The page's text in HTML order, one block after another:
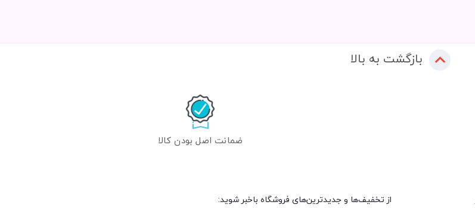
بازگشت به بالا
ضمانت اصل بودن کالا
از تخفیف‌ها و جدیدترین‌های فروشگاه باخبر شوید: